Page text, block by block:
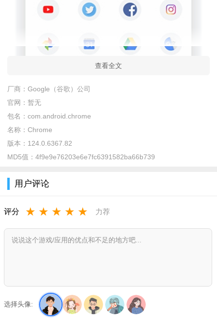
谷歌浏览器APP怎么安装插件？
查看全文
厂商： Google（谷歌）公司
官网： 暂无
包名： com.android.chrome
名称： Chrome
版本： 124.0.6367.82
MD5值： 4f9e9e76203e6e7fc6391582ba66b739
用户评论
评分 ★ ★ ★ ★ ★ 力荐
选择头像: